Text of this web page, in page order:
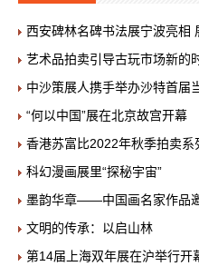
西安碑林名碑书法展宁波亮相
艺术品拍卖引导古玩市场新的
中沙策展人携手举办沙特首届
“何以中国”展在北京故宫开幕
香港苏富比2022年秋季拍卖系
科幻漫画展里“探秘宇宙”
墨韵华章——中国画名家作品
文明的传承：以启山林
第14届上海双年展在沪举行开